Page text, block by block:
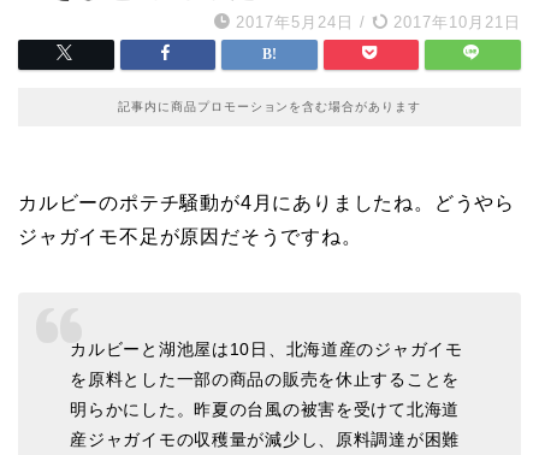
2017年5月24日 / 2017年10月21日
記事内に商品プロモーションを含む場合があります
カルビーのポテチ騒動が4月にありましたね。どうやら
ジャガイモ不足が原因だそうですね。
カルビーと湖池屋は10日、北海道産のジャガイモ
を原料とした一部の商品の販売を休止することを
明らかにした。昨夏の台風の被害を受けて北海道
産ジャガイモの収穫量が減少し、原料調達が困難